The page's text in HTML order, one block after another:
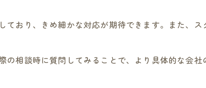
のコツとは
売却戦略
策と資産価値の守り方
おり、きめ細かな対応が期待できます。また、ス
相談時に質問してみることで、より具体的な会社